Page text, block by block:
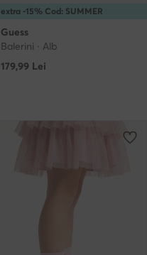
extra -15% Cod: SUMMER
Guess
Balerini · Alb
179,99 Lei